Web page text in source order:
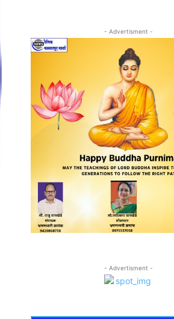
- Advertisment -
- Advertisment -